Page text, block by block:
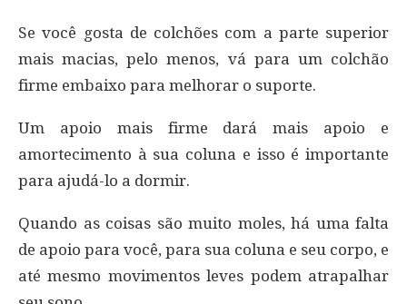
Se você gosta de colchões com a parte superior
mais macias, pelo menos, vá para um colchão
firme embaixo para melhorar o suporte.
Um apoio mais firme dará mais apoio e
amortecimento à sua coluna e isso é importante
para ajudá-lo a dormir.
Quando as coisas são muito moles, há uma falta
de apoio para você, para sua coluna e seu corpo, e
até mesmo movimentos leves podem atrapalhar